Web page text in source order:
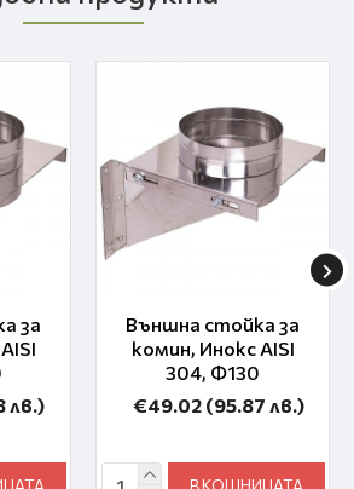
за
лв.)
Външна стойка за
комин, Инокс AISI
304, Ф130
€49.02 (95.87 лв.)
В КОШНИЦАТА